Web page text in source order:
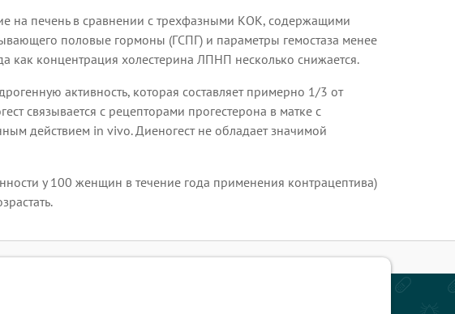
на печень в сравнении с трехфазными КОК, содержащими
половые гормоны (ГСПГ) и параметры гемостаза менее
как концентрация холестерина ЛПНП несколько снижается.
активность, которая составляет примерно 1/3 от
связывается с рецепторами прогестерона в матке с
действием in vivo. Диеногест не обладает значимой
у 100 женщин в течение года применения контрацептива)